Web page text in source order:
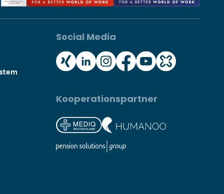
Social Media
Kooperationspartner